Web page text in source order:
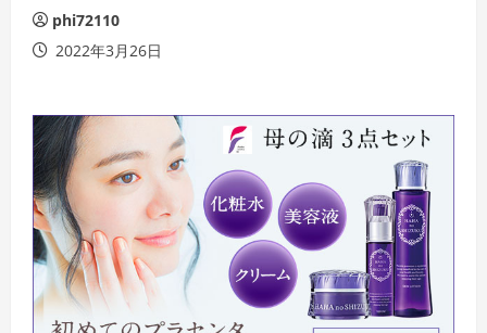
phi72110
2022年3月26日